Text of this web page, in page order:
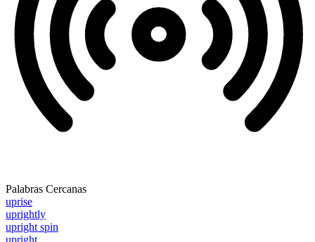
Palabras Cercanas
uprise
uprightly
upright spin
upright